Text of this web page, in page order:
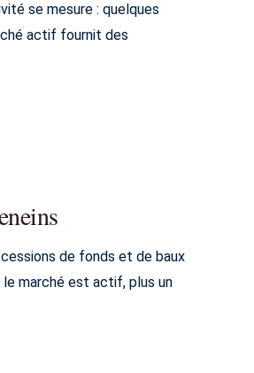
se mesure : quelques
actif fournit des
de fonds et de baux
le marché est actif, plus un